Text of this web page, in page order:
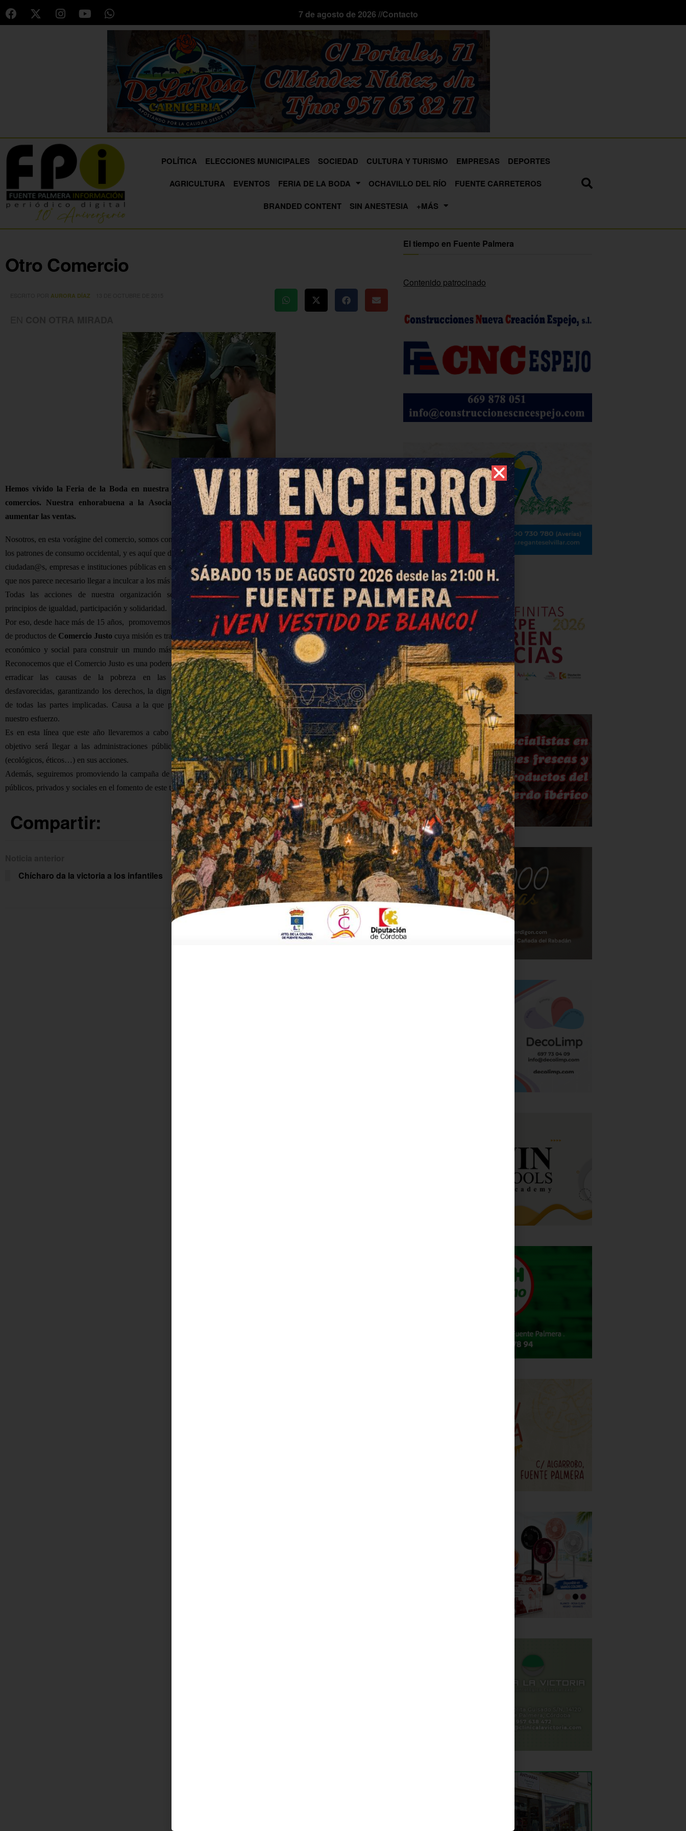
7 de agosto de 2026 //Contacto
POLÍTICA ELECCIONES MUNICIPALES SOCIEDAD CULTURA Y TURISMO EMPRESAS
DEPORTES
AGRICULTURA
EVENTOS FERIA DE LA BODA OCHAVILLO DEL RÍO
FUENTE CARRETEROS
BRANDED CONTENT
SIN ANESTESIA +MÁS
Otro Comercio
AURORA DÍAZ
Hemos vivido la Feria de la Boda en nuestra localidad. Un gran despliegue para la promoción de nuestros
comercios. Nuestra enhorabuena a la Asociación de Empresarios que mueve este gran escaparate para
aumentar las ventas.
Nosotros, en esta vorágine del comercio, somos conscientes del gran impacto económico, ecológico y social derivado de
los patrones de consumo occidental, y es aquí que desde nuestra pequeñez queremos potenciar la capacidad crítica de los
ciudadan@s, empresas e instituciones públicas en su derecho a consumir de una forma consciente y responsable, por lo
que nos parece necesario llegar a inculcar a los más jóvenes esa capacidad crítica.
Todas las acciones de nuestra organización se fundamentan en
principios de igualdad, participación y solidaridad.
Por eso, desde hace más de 15 años, promovemos la comercialización
de productos de Comercio Justo cuya misión es transformar el entorno
económico y social para construir un mundo más justo y sostenible.
Reconocemos que el Comercio Justo es una poderosa herramienta para
erradicar las causas de la pobreza en las comunidades más
desfavorecidas, garantizando los derechos, la dignidad y el desarrollo
de todas las partes implicadas. Causa a la que pretendemos aportar
nuestro esfuerzo.
Es en esta línea que este año llevaremos a cabo una campaña cuyo
objetivo será llegar a las administraciones públicas y el sector empresarial para la integración de ciertos criterios
(ecológicos, éticos…) en sus acciones.
Además, seguiremos promoviendo la campaña de Comercio Justo buscando mayor participación de todos los actores
públicos, privados y sociales en el fomento de este tipo de Comercio.
Compartir:
Chícharo da la victoria a los infantiles
Siguiente noticia
Un Taller de Suelo Pélvico abre las actividades
con motivo del Día de la Mujer Rural
El tiempo en Fuente Palmera
Contenido patrocinado